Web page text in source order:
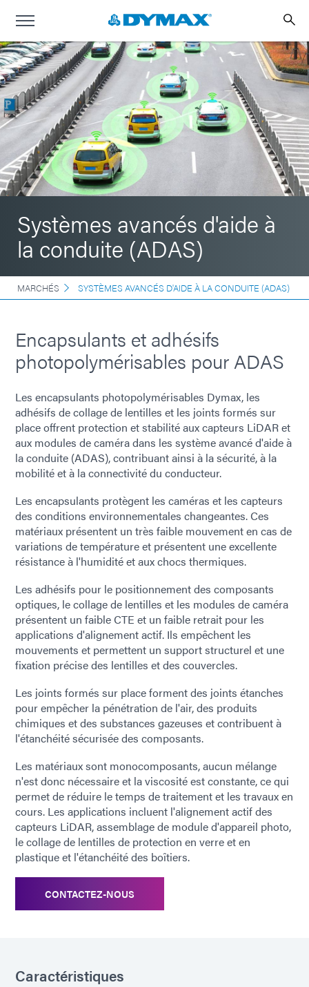
Systèmes avancés d'aide à
la conduite (ADAS)
MARCHÉS SYSTÈMES AVANCÉS D'AIDE À LA CONDUITE (ADAS)
Encapsulants et adhésifs
photopolymérisables pour ADAS
Les encapsulants photopolymérisables Dymax, les
adhésifs de collage de lentilles et les joints formés sur
place offrent protection et stabilité aux capteurs LiDAR et
aux modules de caméra dans les système avancé d'aide à
la conduite (ADAS), contribuant ainsi à la sécurité, à la
mobilité et à la connectivité du conducteur.
Les encapsulants protègent les caméras et les capteurs
des conditions environnementales changeantes. Ces
matériaux présentent un très faible mouvement en cas de
variations de température et présentent une excellente
résistance à l'humidité et aux chocs thermiques.
Les adhésifs pour le positionnement des composants
optiques, le collage de lentilles et les modules de caméra
présentent un faible CTE et un faible retrait pour les
applications d'alignement actif. Ils empêchent les
mouvements et permettent un support structurel et une
fixation précise des lentilles et des couvercles.
Les joints formés sur place forment des joints étanches
pour empêcher la pénétration de l'air, des produits
chimiques et des substances gazeuses et contribuent à
l'étanchéité sécurisée des composants.
Les matériaux sont monocomposants, aucun mélange
n'est donc nécessaire et la viscosité est constante, ce qui
permet de réduire le temps de traitement et les travaux en
cours. Les applications incluent l'alignement actif des
capteurs LiDAR, assemblage de module d'appareil photo,
le collage de lentilles de protection en verre et en
plastique et l'étanchéité des boîtiers.
CONTACTEZ-NOUS
Caractéristiques